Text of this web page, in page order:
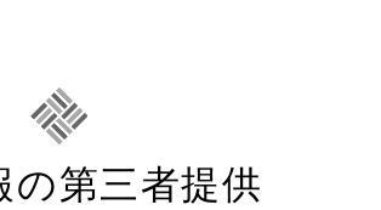
の第三者提供